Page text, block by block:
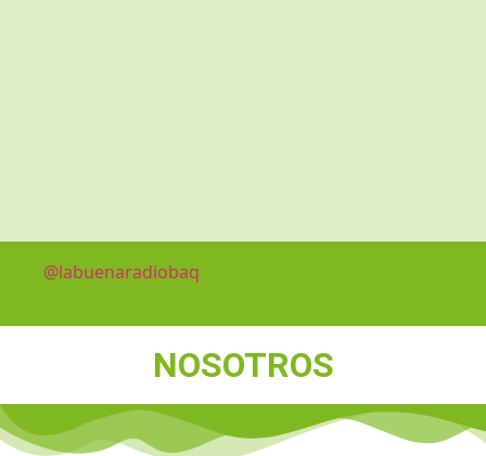
@labuenaradiobaq
NOSOTROS